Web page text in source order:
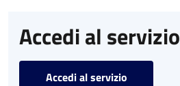
Accedi al servizio
Accedi al servizio